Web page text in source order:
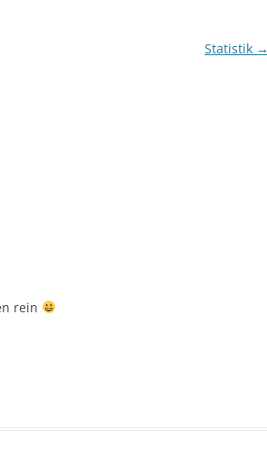
Statistik →
rein